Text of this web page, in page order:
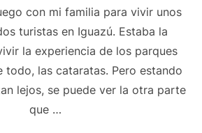
con mi familia para vivir unos
turistas en Iguazú. Estaba la
la experiencia de los parques
todo, las cataratas. Pero estando
lejos, se puede ver la otra parte
que …